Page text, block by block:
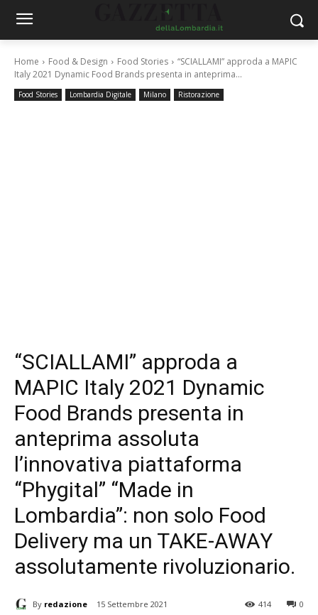
Home Food & Design Food Stories
“SCIALLAMI” approda a MAPIC
Italy 2021 Dynamic Food Brands presenta in anteprima...
Food Stories Lombardia Digitale Milano Ristorazione
“SCIALLAMI” approda a
MAPIC Italy 2021 Dynamic
Food Brands presenta in
anteprima assoluta
l’innovativa piattaforma
“Phygital” “Made in
Lombardia”: non solo Food
Delivery ma un TAKE-AWAY
assolutamente rivoluzionario.
By redazione 15 Settembre 2021 0
414